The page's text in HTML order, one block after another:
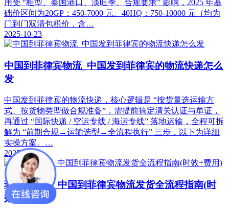
用受 “柜型、泰国港口、淡旺季、合规要求” 影响，2025 年基
础价区间为20GP：450-7000 元、40HQ：750-10000 元（均为
门到门双清包税价，含…
2025-10-23
中国到菲律宾物流_中国发到菲律宾的物流快递怎么
发
中国发到菲律宾的物流快递，核心逻辑是 “按货量选运输方
式、按货物类型做合规准备”，需提前搞定清关认证与单证，
再通过 “国际快递 / 空运专线 / 海运专线” 落地运输，全程可拆
解为 “前期合规→运输选型→全流程执行” 三步，以下为详细
实操方案。…
2025-10-22
菲律宾物流_中国到菲律宾物流发货全流程指南(时
效+费用)